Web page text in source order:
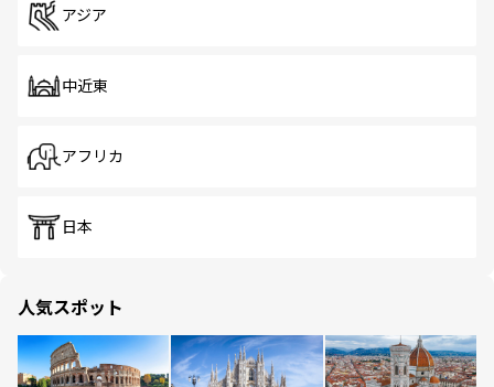
アジア
中近東
アフリカ
日本
人気スポット